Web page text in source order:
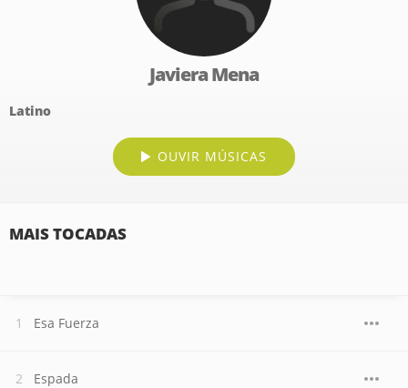
Javiera Mena
Latino
OUVIR MÚSICAS
MAIS TOCADAS
Esa Fuerza
Espada